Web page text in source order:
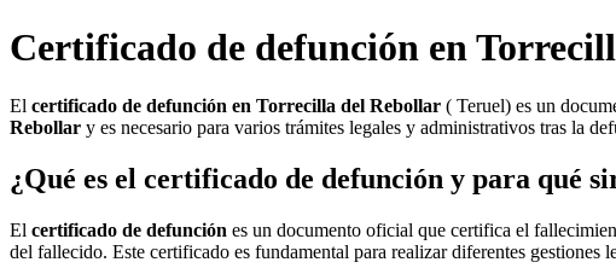
Certificado de defunción en
El certificado de defunción en Torrecilla del Rebollar ( Teruel) es un
Rebollar y es necesario para varios trámites legales y administrativos tras la
¿Qué es el certificado de defunción y para qué
El certificado de defunción es un documento oficial que certifica el
del fallecido. Este certificado es fundamental para realizar diferentes gestiones